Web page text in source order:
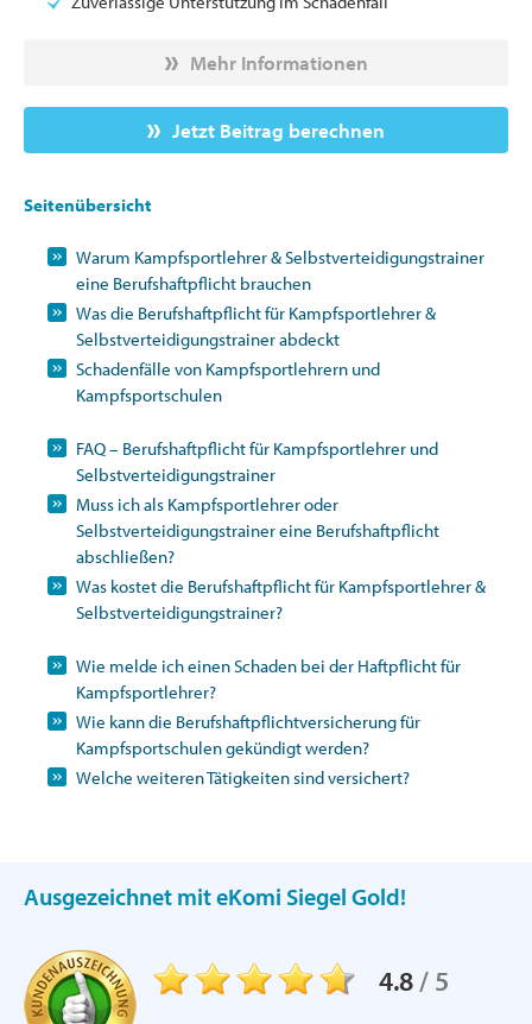
Mehr Informationen
Jetzt Beitrag berechnen
Seitenübersicht
Warum Kampfsportlehrer & Selbstverteidigungstrainer
eine Berufshaftpflicht brauchen
Was die Berufshaftpflicht für Kampfsportlehrer &
Selbstverteidigungstrainer abdeckt
Schadenfälle von Kampfsportlehrern und
Kampfsportschulen
FAQ – Berufshaftpflicht für Kampfsportlehrer und
Selbstverteidigungstrainer
Muss ich als Kampfsportlehrer oder
Selbstverteidigungstrainer eine Berufshaftpflicht
abschließen?
Was kostet die Berufshaftpflicht für Kampfsportlehrer &
Selbstverteidigungstrainer?
Wie melde ich einen Schaden bei der Haftpflicht für
Kampfsportlehrer?
Wie kann die Berufshaftpflichtversicherung für
Kampfsportschulen gekündigt werden?
Welche weiteren Tätigkeiten sind versichert?
Ausgezeichnet mit eKomi Siegel Gold!
4.8/ 5